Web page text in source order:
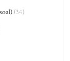
(34)